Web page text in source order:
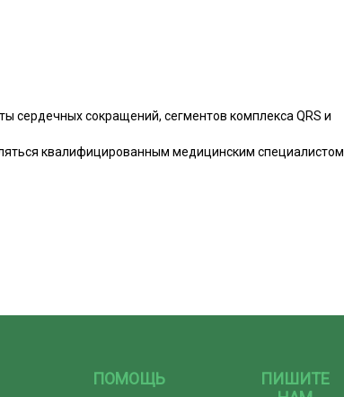
сердечных сокращений, сегментов комплекса QRS и
квалифицированным медицинским специалистом.
ПОМОЩЬ
ПИШИТЕ